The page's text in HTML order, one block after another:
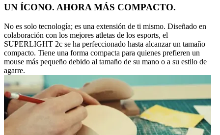
UN ÍCONO. AHORA MÁS COMPACTO.
No es solo tecnología; es una extensión de ti mismo. Diseñado en
colaboración con los mejores atletas de los esports, el
SUPERLIGHT 2c se ha perfeccionado hasta alcanzar un tamaño
compacto. Tiene una forma compacta para quienes prefieren un
mouse más pequeño debido al tamaño de su mano o a su estilo de
agarre.